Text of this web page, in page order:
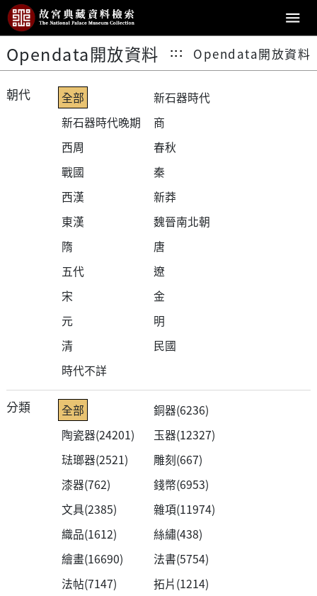
Opendata開放資料 ::: Opendata開放資料
朝代 全部
新石器時代
新石器時代晚期
商
西周
春秋
戰國
秦
西漢
新莽
東漢
魏晉南北朝
隋
唐
五代
遼
宋
金
元
明
清
民國
時代不詳
分類 全部 銅器(6236)
陶瓷器(24201) 玉器(12327)
琺瑯器(2521) 雕刻(667)
漆器(762) 錢幣(6953)
文具(2385) 雜項(11974)
織品(1612) 絲繡(438)
繪畫(16690) 法書(5754)
法帖(7147) 拓片(1214)